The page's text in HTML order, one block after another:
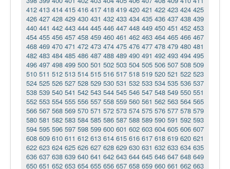
412 413 414 415 416 417 418 419 420 421 422 423 424 425
426 427 428 429 430 431 432 433 434 435 436 437 438 439
440 441 442 443 444 445 446 447 448 449 450 451 452 453
454 455 456 457 458 459 460 461 462 463 464 465 466 467
468 469 470 471 472 473 474 475 476 477 478 479 480 481
482 483 484 485 486 487 488 489 490 491 492 493 494 495
496 497 498 499 500 501 502 503 504 505 506 507 508 509
510 511 512 513 514 515 516 517 518 519 520 521 522 523
524 525 526 527 528 529 530 531 532 533 534 535 536 537
538 539 540 541 542 543 544 545 546 547 548 549 550 551
552 553 554 555 556 557 558 559 560 561 562 563 564 565
566 567 568 569 570 571 572 573 574 575 576 577 578 579
580 581 582 583 584 585 586 587 588 589 590 591 592 593
594 595 596 597 598 599 600 601 602 603 604 605 606 607
608 609 610 611 612 613 614 615 616 617 618 619 620 621
622 623 624 625 626 627 628 629 630 631 632 633 634 635
636 637 638 639 640 641 642 643 644 645 646 647 648 649
650 651 652 653 654 655 656 657 658 659 660 661 662 663